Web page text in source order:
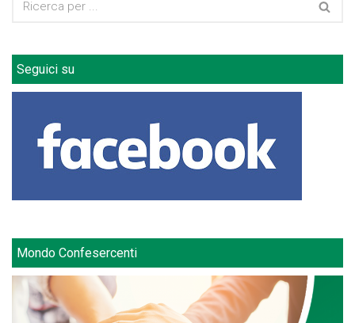
Seguici su
Mondo Confesercenti